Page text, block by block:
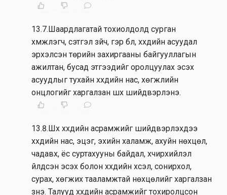
13.7.Шаардлагатай тохиолдолд сурган
хүмүүжүүлэгч, сэтгэл зүйч, гэр бүл, хүүхдийн асуудал
эрхэлсэн төрийн захиргааны байгууллагын
ажилтан, бусад этгээдийг оролцуулах эсэх
асуудлыг тухайн хүүхдийн нас, хөгжлийн
онцлогийг харгалзан шүүх шийдвэрлэнэ.
13.8.Шүүх хүүхдийн асрамжийг шийдвэрлэхдээ
хүүхдийн нас, эцэг, эхийн халамж, ахуйн нөхцөл,
чадавх, ёс суртахууны байдал, хүчирхийлэл
үйлдсэн эсэх болон хүүхдийн хүсэл, сонирхол,
сурах, хөгжих тааламжтай нөхцөлийг харгалзан
үзнэ. Талууд хүүхдийн асрамжийг тохиролцсон